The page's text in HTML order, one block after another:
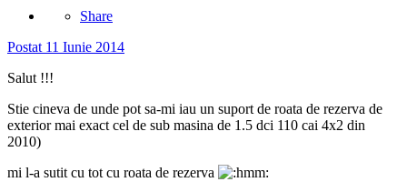
Share
Postat 11 Iunie 2014
Salut !!!
Stie cineva de unde pot sa-mi iau un suport de roata de rezerva de
exterior mai exact cel de sub masina de 1.5 dci 110 cai 4x2 din
2010)
mi l-a sutit cu tot cu roata de rezerva